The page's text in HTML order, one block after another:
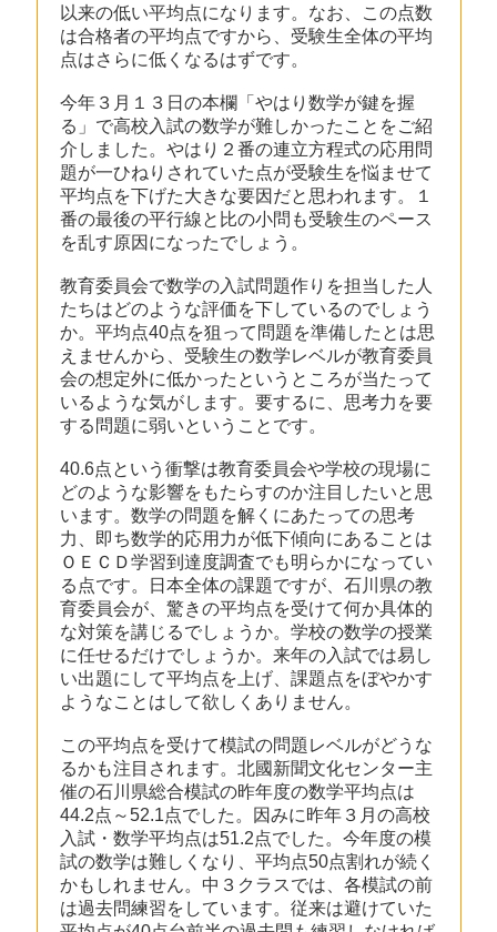
以来の低い平均点になります。なお、この点数
は合格者の平均点ですから、受験生全体の平均
点はさらに低くなるはずです。
今年３月１３日の本欄「やはり数学が鍵を握
る」で高校入試の数学が難しかったことをご紹
介しました。やはり２番の連立方程式の応用問
題が一ひねりされていた点が受験生を悩ませて
平均点を下げた大きな要因だと思われます。１
番の最後の平行線と比の小問も受験生のペース
を乱す原因になったでしょう。
教育委員会で数学の入試問題作りを担当した人
たちはどのような評価を下しているのでしょう
か。平均点40点を狙って問題を準備したとは思
えませんから、受験生の数学レベルが教育委員
会の想定外に低かったというところが当たって
いるような気がします。要するに、思考力を要
する問題に弱いということです。
40.6点という衝撃は教育委員会や学校の現場に
どのような影響をもたらすのか注目したいと思
います。数学の問題を解くにあたっての思考
力、即ち数学的応用力が低下傾向にあることは
ＯＥＣＤ学習到達度調査でも明らかになってい
る点です。日本全体の課題ですが、石川県の教
育委員会が、驚きの平均点を受けて何か具体的
な対策を講じるでしょうか。学校の数学の授業
に任せるだけでしょうか。来年の入試では易し
い出題にして平均点を上げ、課題点をぼやかす
ようなことはして欲しくありません。
この平均点を受けて模試の問題レベルがどうな
るかも注目されます。北國新聞文化センター主
催の石川県総合模試の昨年度の数学平均点は
44.2点～52.1点でした。因みに昨年３月の高校
入試・数学平均点は51.2点でした。今年度の模
試の数学は難しくなり、平均点50点割れが続く
かもしれません。中３クラスでは、各模試の前
は過去問練習をしています。従来は避けていた